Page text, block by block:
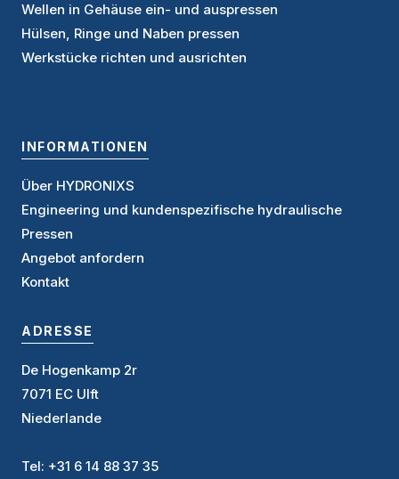
Wellen in Gehäuse ein- und auspressen
Hülsen, Ringe und Naben pressen
Werkstücke richten und ausrichten
INFORMATIONEN
Über HYDRONIXS
Engineering und kundenspezifische hydraulische
Pressen
Angebot anfordern
Kontakt
ADRESSE
De Hogenkamp 2r
7071 EC Ulft
Niederlande
Tel: +31 6 14 88 37 35